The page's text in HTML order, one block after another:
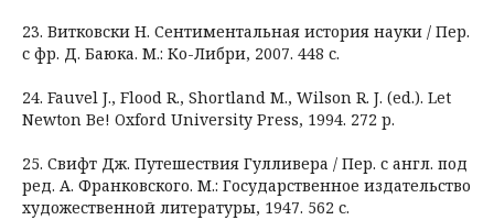
23. Витковски Н. Сентиментальная история науки / Пер.
с фр. Д. Баюка. М.: Ко-Либри, 2007. 448 с.
24. Fauvel J., Flood R., Shortland M., Wilson R. J. (ed.). Let
Newton Be! Oxford University Press, 1994. 272 p.
25. Свифт Дж. Путешествия Гулливера / Пер. с англ. под
ред. А. Франковского. М.: Государственное издательство
художественной литературы, 1947. 562 с.